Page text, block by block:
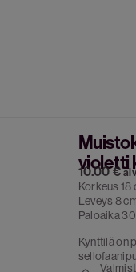
violetti
10.00€
Korkeus 18
Leveys 8
Paloaika
Kynttilä on